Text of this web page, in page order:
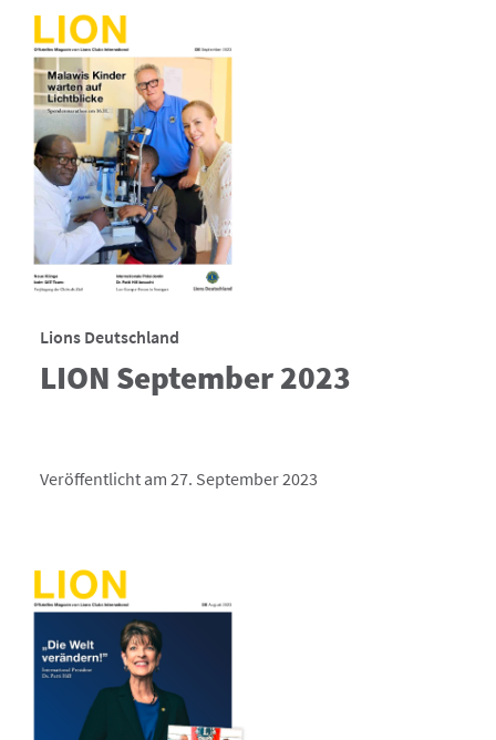
Lions Deutschland
LION September 2023
Veröffentlicht am 27. September 2023